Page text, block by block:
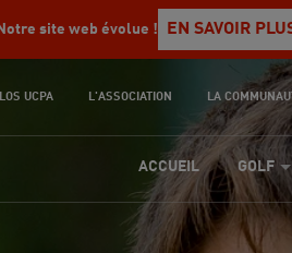
Notre site web évolue ! EN SAVOIR
UCPA L'ASSOCIATION LA
ACCUEIL GOLF